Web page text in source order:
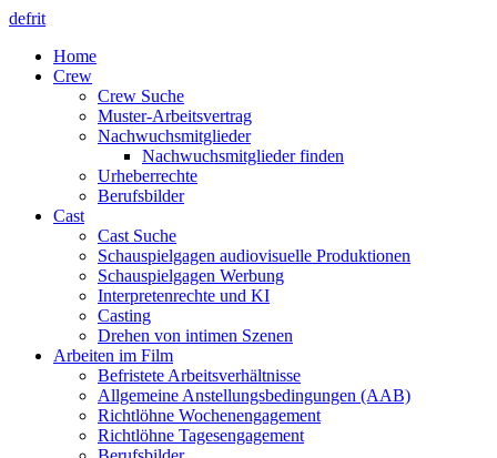
defrit
Home
Crew
Crew Suche
Muster-Arbeitsvertrag
Nachwuchsmitglieder
Nachwuchsmitglieder finden
Urheberrechte
Berufsbilder
Cast
Cast Suche
Schauspielgagen audiovisuelle Produktionen
Schauspielgagen Werbung
Interpretenrechte und KI
Casting
Drehen von intimen Szenen
Arbeiten im Film
Befristete Arbeitsverhältnisse
Allgemeine Anstellungsbedingungen (AAB)
Richtlöhne Wochenengagement
Richtlöhne Tagesengagement